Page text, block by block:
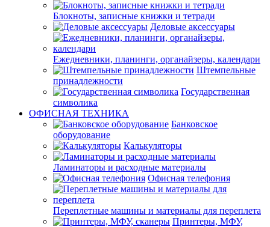
Блокноты, записные книжки и тетради
Деловые аксессуары
Ежедневники, планинги, органайзеры, календари
Штемпельные
принадлежности
Государственная
символика
ОФИСНАЯ ТЕХНИКА
Банковское
оборудование
Калькуляторы
Ламинаторы и расходные материалы
Офисная телефония
Переплетные машины и материалы для переплета
Принтеры, МФУ,